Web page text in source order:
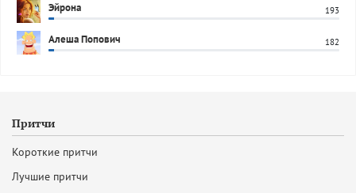
Эйрона 193
Алеша Попович 182
Притчи
Короткие притчи
Лучшие притчи